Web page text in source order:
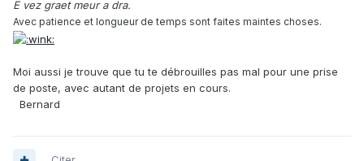
E vez graet meur a dra.
Avec patience et longueur de temps sont faites maintes choses.
Moi aussi je trouve que tu te débrouilles pas mal pour une prise
de poste, avec autant de projets en cours.
Bernard